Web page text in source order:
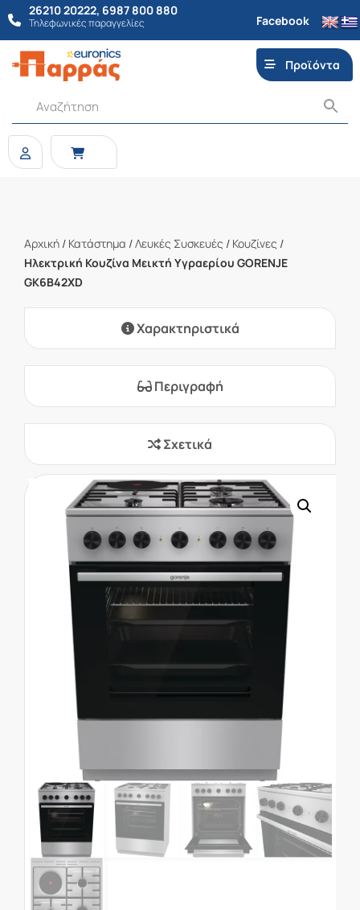
26210 20222, 6987 800 880
Τηλεφωνικές παραγγελίες Facebook
Προϊόντα
Αρχική / Κατάστημα /Λευκές Συσκευές / Κουζίνες /
Ηλεκτρική Κουζίνα Μεικτή Υγραερίου GORENJE
GK6B42XD
Χαρακτηριστικά
Περιγραφή
Σχετικά